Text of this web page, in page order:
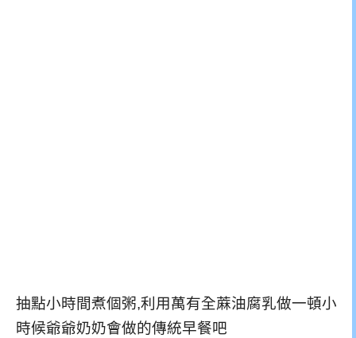
抽點小時間煮個粥,利用萬有全蔴油腐乳做一頓小
時候爺爺奶奶會做的傳統早餐吧